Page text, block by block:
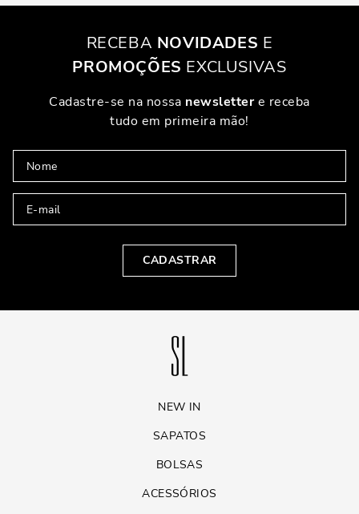
RECEBA NOVIDADES E
PROMOÇÕES EXCLUSIVAS
Cadastre-se na nossa newslettere receba
tudo em primeira mão!
CADASTRAR
NEW IN
SAPATOS
BOLSAS
ACESSÓRIOS